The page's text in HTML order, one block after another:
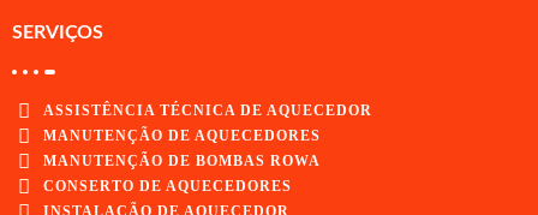
SERVIÇOS
ASSISTÊNCIA TÉCNICA DE AQUECEDOR
MANUTENÇÃO DE AQUECEDORES
MANUTENÇÃO DE BOMBAS ROWA
CONSERTO DE AQUECEDORES
INSTALAÇÃO DE AQUECEDOR